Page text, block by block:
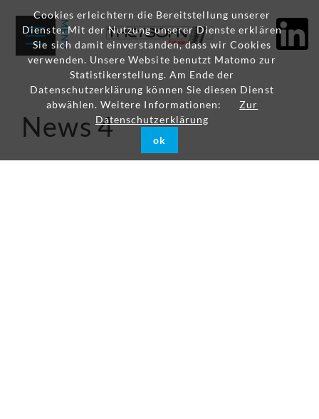
Cookies erleichtern die Bereitstellung unserer
Dienste. Mit der Nutzung unserer Dienste erklären
Sie sich damit einverstanden, dass wir Cookies
verwenden. Unsere Website benutzt Matomo zur
Statistikerstellung. Am Ende der
Datenschutzerklärung können Sie diesen Dienst
abwählen. Weitere Informationen:
Zur
Datenschutzerklärung
ok
News 4